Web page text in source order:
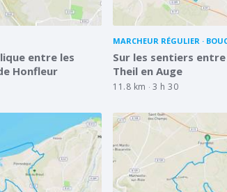
entre les
Honfleur
MARCHEUR RÉGULIER
Sur les sentiers
Theil en Auge
11.8 km 3 h 30